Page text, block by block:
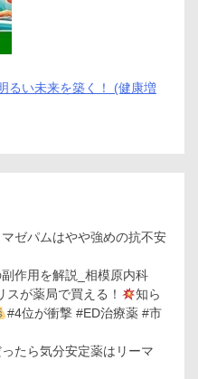
るい未来を築く！ (健康増
ゼパムはやや強めの抗不安
作用を解説_相模原内科
スが薬局で買える！
知ら
#4位が衝撃 #ED治療薬 #市
たら気分安定薬はリーマ